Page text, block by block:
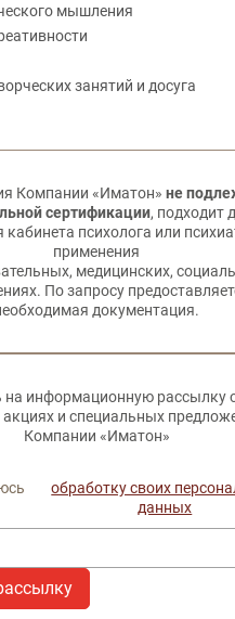
мышления
занятий и досуга
Компании «Иматон» не
сертификации, подходит
психолога или
применения
медицинских,
По запросу
документация.
на информационную рассылку
акциях и специальных
Компании «Иматон»
обработку своих
данных